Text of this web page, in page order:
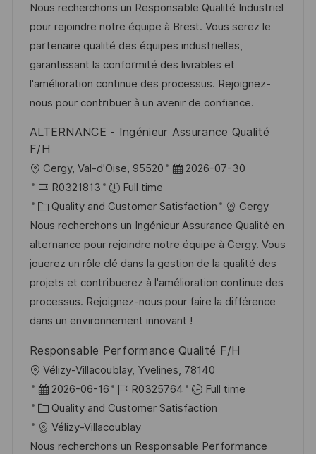
a
t
i
o
n
t
e
d
D
a
t
b
I
d
a
t
e
g
o
r
Nous recherchons un Responsable Qualité Industriel
pour rejoindre notre équipe à Brest. Vous serez le
partenaire qualité des équipes industrielles,
garantissant la conformité des livrables et
l'amélioration continue des processus. Rejoignez-
nous pour contribuer à un avenir de confiance.
ALTERNANCE - Ingénieur Assurance Qualité
F/H
L
o
c
a
t
i
o
n
Cergy, Val-d'Oise, 95520
P
s
t
e
d
D
a
t
2026-07-30
J
o
b
I
d
R0321813
Full time
C
a
t
e
g
o
r
Quality and Customer Satisfaction
Cergy
Nous recherchons un Ingénieur Assurance Qualité en
alternance pour rejoindre notre équipe à Cergy. Vous
jouerez un rôle clé dans la gestion de la qualité des
projets et contribuerez à l'amélioration continue des
processus. Rejoignez-nous pour faire la différence
dans un environnement innovant !
Responsable Performance Qualité F/H
L
o
c
a
t
Vélizy-Villacoublay, Yvelines, 78140
P
o
s
t
2026-06-16
J
o
b
I
R0325764
Full time
C
a
t
Quality and Customer Satisfaction
Vélizy-Villacoublay
Nous recherchons un Responsable Performance